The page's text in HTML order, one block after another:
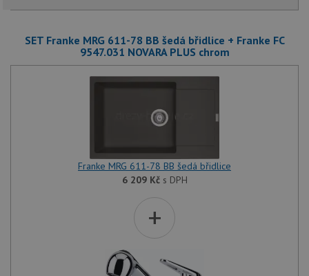
SET Franke MRG 611-78 BB šedá břidlice + Franke FC
9547.031 NOVARA PLUS chrom
Franke MRG 611-78 BB šedá břidlice
6 209 Kčs DPH
+